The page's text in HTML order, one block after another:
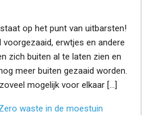
op het punt van uitbarsten!
voorgezaaid, erwtjes en andere
zich buiten al te laten zien en
meer buiten gezaaid worden.
mogelijk voor elkaar […]
waste in de moestuin